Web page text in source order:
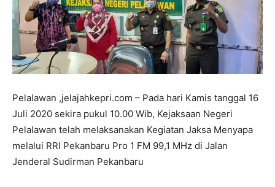
Pelalawan ,jelajahkepri.com – Pada hari Kamis tanggal 16
Juli 2020 sekira pukul 10.00 Wib, Kejaksaan Negeri
Pelalawan telah melaksanakan Kegiatan Jaksa Menyapa
melalui RRI Pekanbaru Pro 1 FM 99,1 MHz di Jalan
Jenderal Sudirman Pekanbaru